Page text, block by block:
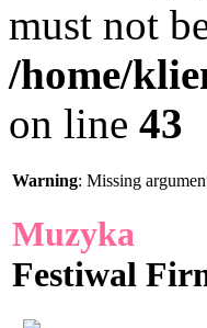
must not
/home/
on line 43
Warning: Missing
Muzyka
Festiwal